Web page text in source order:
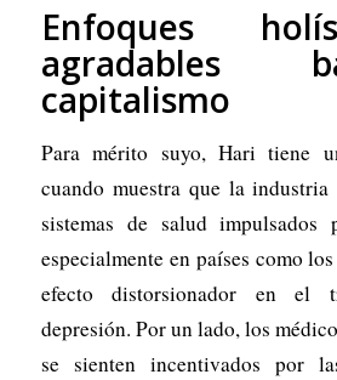
Enfoques
agradables
capitalismo
Para mérito suyo, Hari tiene
cuando muestra que la
sistemas de salud impulsados
especialmente en países como
efecto distorsionador en el
depresión. Por un lado, los
se sienten incentivados por